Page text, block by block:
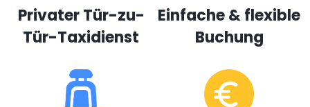
Privater Tür-zu-
Tür-Taxidienst
Einfache & flexible
Buchung